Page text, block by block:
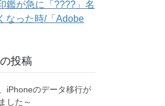
投稿
iPhoneのデータ移行が
した～